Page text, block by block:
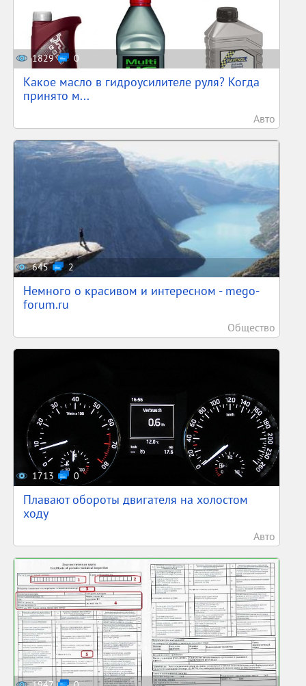
1829 0
Какое масло в гидроусилителе руля? Когда
принято м...
Авто
645 2
Немного о красивом и интересном - mego-
forum.ru
Общество
1713 0
Плавают обороты двигателя на холостом
ходу
Авто